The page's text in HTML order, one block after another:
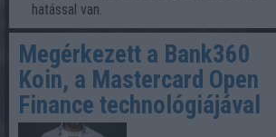
hatással van.
Megérkezett a Bank360
Koin, a Mastercard Open
Finance technológiájával